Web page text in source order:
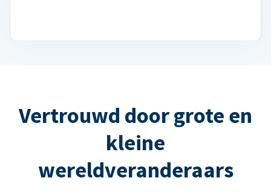
Vertrouwd door grote en
kleine
wereldveranderaars